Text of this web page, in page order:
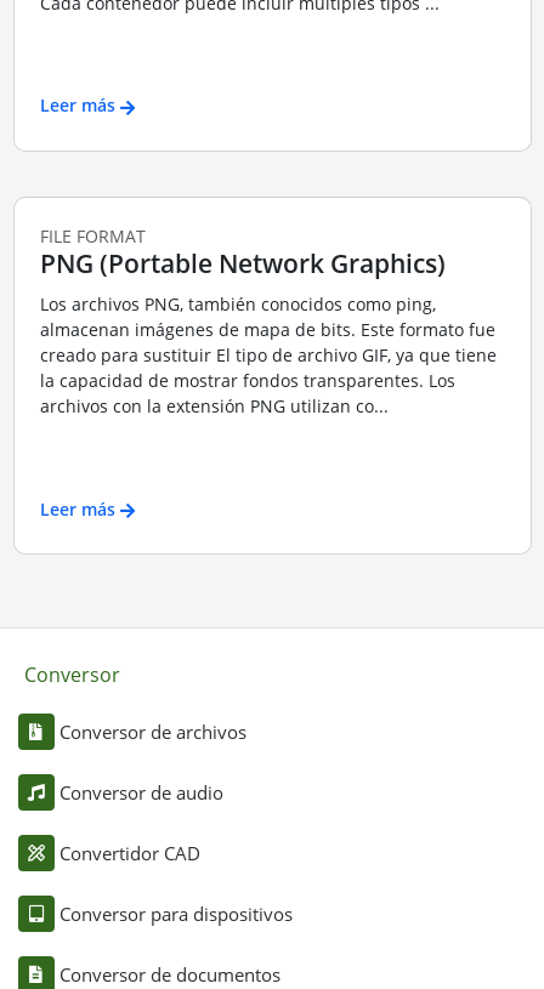
Leer más
FILE FORMAT
PNG (Portable Network Graphics)
Los archivos PNG, también conocidos como ping,
almacenan imágenes de mapa de bits. Este formato fue
creado para sustituir El tipo de archivo GIF, ya que tiene
la capacidad de mostrar fondos transparentes. Los
archivos con la extensión PNG utilizan co...
Leer más
Conversor
Conversor de archivos
Conversor de audio
Convertidor CAD
Conversor para dispositivos
Conversor de documentos